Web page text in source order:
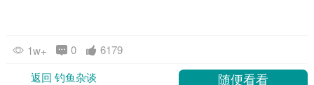
1w+ 0
6179
返回 钓鱼杂谈